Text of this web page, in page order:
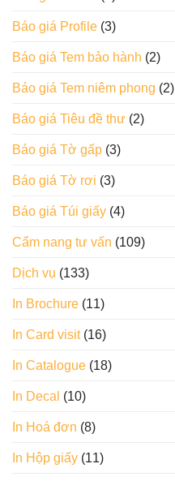
Báo giá Profile (3)
Báo giá Tem bảo hành (2)
Báo giá Tem niêm phong (2)
Báo giá Tiêu đề thư (2)
Báo giá Tờ gấp (3)
Báo giá Tờ rơi (3)
Báo giá Túi giấy (4)
Cẩm nang tư vấn (109)
Dịch vụ (133)
In Brochure (11)
In Card visit(16)
In Catalogue (18)
In Decal (10)
In Hoá đơn (8)
In Hộp giấy (11)